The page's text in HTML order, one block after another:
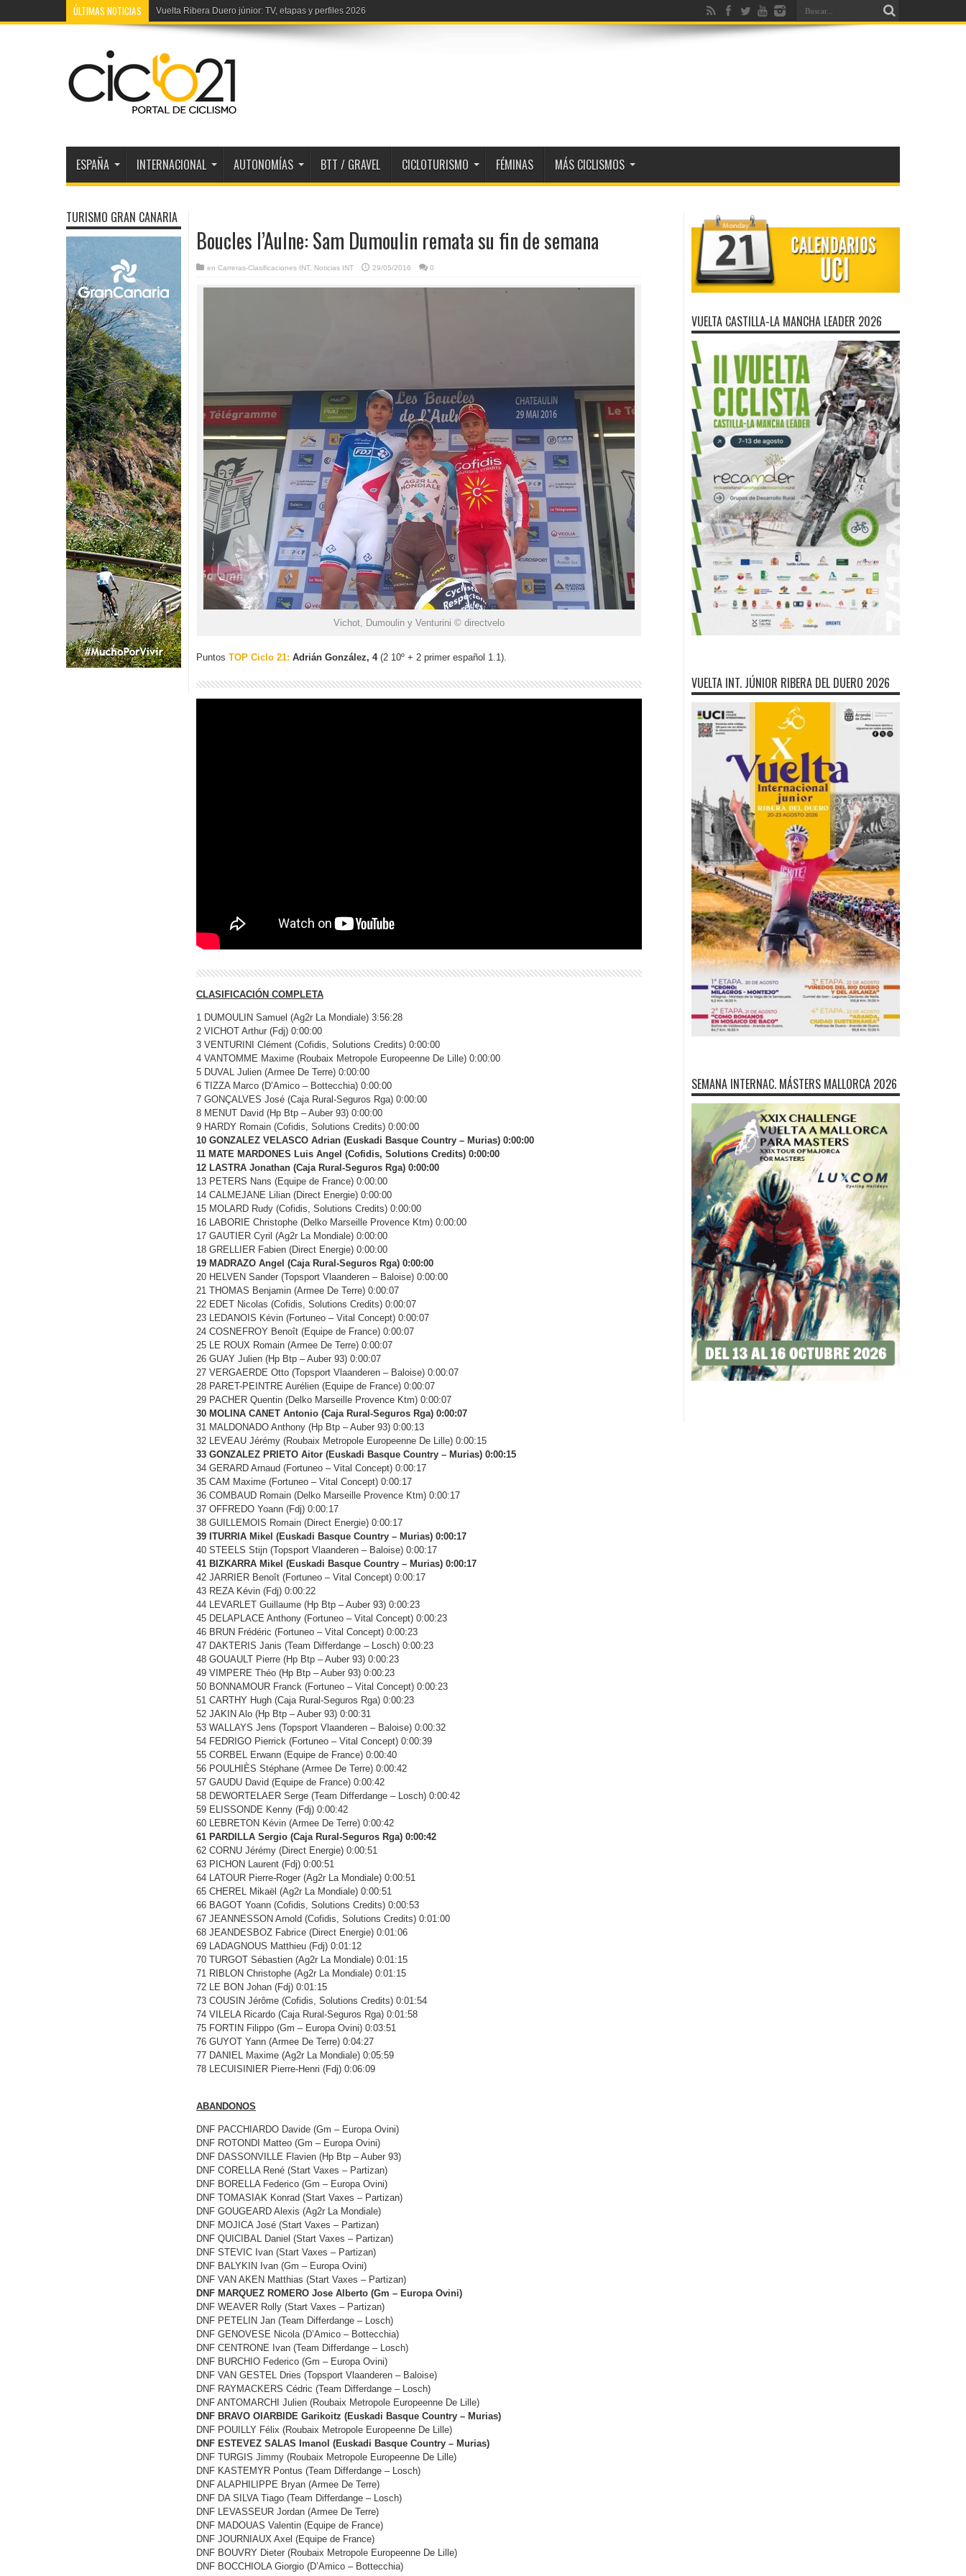
ÚLTIMAS NOTICIAS Vuelta Ribera Duero júnior: TV, etapas y perfiles 2026
ESPAÑA INTERNACIONAL AUTONOMÍAS BTT / GRAVEL CICLOTURISMO FÉMINAS MÁS CICLISMOS
Boucles l’Aulne: Sam Dumoulin remata su fin de semana
en Carreras-Clasificaciones INT, Noticias INT 29/05/2016 0
Vichot, Dumoulin y Venturini © directvelo
Puntos TOP Ciclo 21: Adrián González, 4(2 10º + 2 primer español 1.1).
CLASIFICACIÓN COMPLETA
1 DUMOULIN Samuel (Ag2r La Mondiale) 3:56:28
2 VICHOT Arthur (Fdj) 0:00:00
3 VENTURINI Clément (Cofidis, Solutions Credits) 0:00:00
4 VANTOMME Maxime (Roubaix Metropole Europeenne De Lille) 0:00:00
5 DUVAL Julien (Armee De Terre) 0:00:00
6 TIZZA Marco (D’Amico – Bottecchia) 0:00:00
7 GONÇALVES José (Caja Rural-Seguros Rga) 0:00:00
8 MENUT David (Hp Btp – Auber 93) 0:00:00
9 HARDY Romain (Cofidis, Solutions Credits) 0:00:00
10 GONZALEZ VELASCO Adrian (Euskadi Basque Country – Murias) 0:00:00
11 MATE MARDONES Luis Angel (Cofidis, Solutions Credits) 0:00:00
12 LASTRA Jonathan (Caja Rural-Seguros Rga) 0:00:00
13 PETERS Nans (Equipe de France) 0:00:00
14 CALMEJANE Lilian (Direct Energie) 0:00:00
15 MOLARD Rudy (Cofidis, Solutions Credits) 0:00:00
16 LABORIE Christophe (Delko Marseille Provence Ktm) 0:00:00
17 GAUTIER Cyril (Ag2r La Mondiale) 0:00:00
18 GRELLIER Fabien (Direct Energie) 0:00:00
19 MADRAZO Angel (Caja Rural-Seguros Rga) 0:00:00
20 HELVEN Sander (Topsport Vlaanderen – Baloise) 0:00:00
21 THOMAS Benjamin (Armee De Terre) 0:00:07
22 EDET Nicolas (Cofidis, Solutions Credits) 0:00:07
23 LEDANOIS Kévin (Fortuneo – Vital Concept) 0:00:07
24 COSNEFROY Benoît (Equipe de France) 0:00:07
25 LE ROUX Romain (Armee De Terre) 0:00:07
26 GUAY Julien (Hp Btp – Auber 93) 0:00:07
27 VERGAERDE Otto (Topsport Vlaanderen – Baloise) 0:00:07
28 PARET-PEINTRE Aurélien (Equipe de France) 0:00:07
29 PACHER Quentin (Delko Marseille Provence Ktm) 0:00:07
30 MOLINA CANET Antonio (Caja Rural-Seguros Rga) 0:00:07
31 MALDONADO Anthony (Hp Btp – Auber 93) 0:00:13
32 LEVEAU Jérémy (Roubaix Metropole Europeenne De Lille) 0:00:15
33 GONZALEZ PRIETO Aitor (Euskadi Basque Country – Murias) 0:00:15
34 GERARD Arnaud (Fortuneo – Vital Concept) 0:00:17
35 CAM Maxime (Fortuneo – Vital Concept) 0:00:17
36 COMBAUD Romain (Delko Marseille Provence Ktm) 0:00:17
37 OFFREDO Yoann (Fdj) 0:00:17
38 GUILLEMOIS Romain (Direct Energie) 0:00:17
39 ITURRIA Mikel (Euskadi Basque Country – Murias) 0:00:17
40 STEELS Stijn (Topsport Vlaanderen – Baloise) 0:00:17
41 BIZKARRA Mikel (Euskadi Basque Country – Murias) 0:00:17
42 JARRIER Benoît (Fortuneo – Vital Concept) 0:00:17
43 REZA Kévin (Fdj) 0:00:22
44 LEVARLET Guillaume (Hp Btp – Auber 93) 0:00:23
45 DELAPLACE Anthony (Fortuneo – Vital Concept) 0:00:23
46 BRUN Frédéric (Fortuneo – Vital Concept) 0:00:23
47 DAKTERIS Janis (Team Differdange – Losch) 0:00:23
48 GOUAULT Pierre (Hp Btp – Auber 93) 0:00:23
49 VIMPERE Théo (Hp Btp – Auber 93) 0:00:23
50 BONNAMOUR Franck (Fortuneo – Vital Concept) 0:00:23
51 CARTHY Hugh (Caja Rural-Seguros Rga) 0:00:23
52 JAKIN Alo (Hp Btp – Auber 93) 0:00:31
53 WALLAYS Jens (Topsport Vlaanderen – Baloise) 0:00:32
54 FEDRIGO Pierrick (Fortuneo – Vital Concept) 0:00:39
55 CORBEL Erwann (Equipe de France) 0:00:40
56 POULHIÈS Stéphane (Armee De Terre) 0:00:42
57 GAUDU David (Equipe de France) 0:00:42
58 DEWORTELAER Serge (Team Differdange – Losch) 0:00:42
59 ELISSONDE Kenny (Fdj) 0:00:42
60 LEBRETON Kévin (Armee De Terre) 0:00:42
61 PARDILLA Sergio (Caja Rural-Seguros Rga) 0:00:42
62 CORNU Jérémy (Direct Energie) 0:00:51
63 PICHON Laurent (Fdj) 0:00:51
64 LATOUR Pierre-Roger (Ag2r La Mondiale) 0:00:51
65 CHEREL Mikaël (Ag2r La Mondiale) 0:00:51
66 BAGOT Yoann (Cofidis, Solutions Credits) 0:00:53
67 JEANNESSON Arnold (Cofidis, Solutions Credits) 0:01:00
68 JEANDESBOZ Fabrice (Direct Energie) 0:01:06
69 LADAGNOUS Matthieu (Fdj) 0:01:12
70 TURGOT Sébastien (Ag2r La Mondiale) 0:01:15
71 RIBLON Christophe (Ag2r La Mondiale) 0:01:15
72 LE BON Johan (Fdj) 0:01:15
73 COUSIN Jérôme (Cofidis, Solutions Credits) 0:01:54
74 VILELA Ricardo (Caja Rural-Seguros Rga) 0:01:58
75 FORTIN Filippo (Gm – Europa Ovini) 0:03:51
76 GUYOT Yann (Armee De Terre) 0:04:27
77 DANIEL Maxime (Ag2r La Mondiale) 0:05:59
78 LECUISINIER Pierre-Henri (Fdj) 0:06:09
ABANDONOS
DNF PACCHIARDO Davide (Gm – Europa Ovini)
DNF ROTONDI Matteo (Gm – Europa Ovini)
DNF DASSONVILLE Flavien (Hp Btp – Auber 93)
DNF CORELLA René (Start Vaxes – Partizan)
DNF BORELLA Federico (Gm – Europa Ovini)
DNF TOMASIAK Konrad (Start Vaxes – Partizan)
DNF GOUGEARD Alexis (Ag2r La Mondiale)
DNF MOJICA José (Start Vaxes – Partizan)
DNF QUICIBAL Daniel (Start Vaxes – Partizan)
DNF STEVIC Ivan (Start Vaxes – Partizan)
DNF BALYKIN Ivan (Gm – Europa Ovini)
DNF VAN AKEN Matthias (Start Vaxes – Partizan)
DNF MARQUEZ ROMERO Jose Alberto (Gm – Europa Ovini)
DNF WEAVER Rolly (Start Vaxes – Partizan)
DNF PETELIN Jan (Team Differdange – Losch)
DNF GENOVESE Nicola (D’Amico – Bottecchia)
DNF CENTRONE Ivan (Team Differdange – Losch)
DNF BURCHIO Federico (Gm – Europa Ovini)
DNF VAN GESTEL Dries (Topsport Vlaanderen – Baloise)
DNF RAYMACKERS Cédric (Team Differdange – Losch)
DNF ANTOMARCHI Julien (Roubaix Metropole Europeenne De Lille)
DNF BRAVO OIARBIDE Garikoitz (Euskadi Basque Country – Murias)
DNF POUILLY Félix (Roubaix Metropole Europeenne De Lille)
DNF ESTEVEZ SALAS Imanol (Euskadi Basque Country – Murias)
DNF TURGIS Jimmy (Roubaix Metropole Europeenne De Lille)
DNF KASTEMYR Pontus (Team Differdange – Losch)
DNF ALAPHILIPPE Bryan (Armee De Terre)
DNF DA SILVA Tiago (Team Differdange – Losch)
DNF LEVASSEUR Jordan (Armee De Terre)
DNF MADOUAS Valentin (Equipe de France)
DNF JOURNIAUX Axel (Equipe de France)
DNF BOUVRY Dieter (Roubaix Metropole Europeenne De Lille)
DNF BOCCHIOLA Giorgio (D’Amico – Bottecchia)
TURISMO GRAN CANARIA
VUELTA CASTILLA-LA MANCHA LEADER 2026
VUELTA INT. JÚNIOR RIBERA DEL DUERO 2026
SEMANA INTERNAC. MÁSTERS MALLORCA 2026